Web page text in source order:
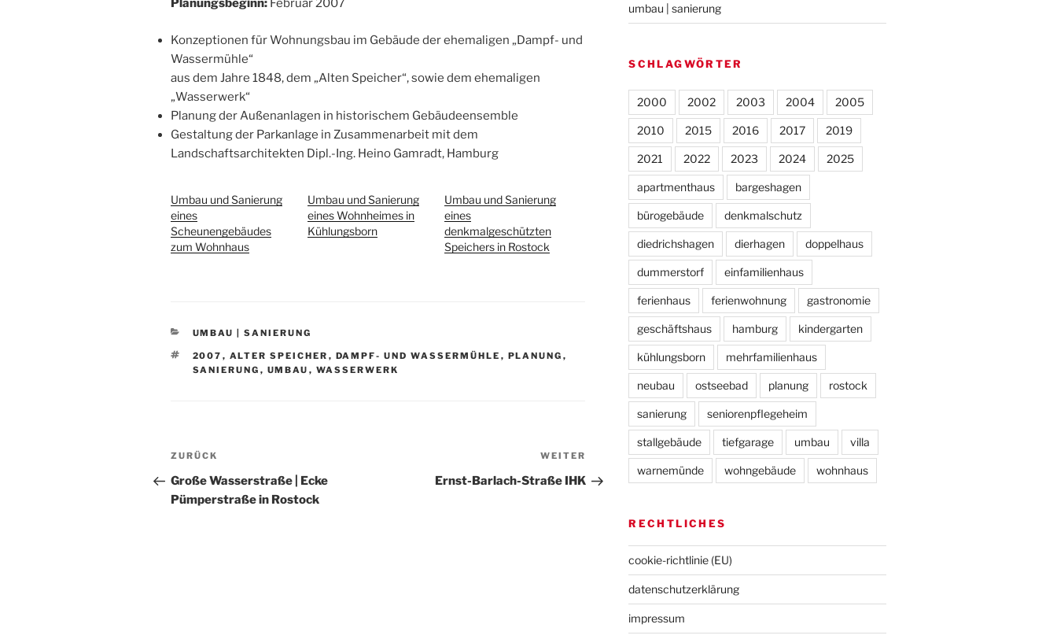
Planungsbeginn: Februar 2007
Konzeptionen für Wohnungsbau im Gebäude der ehemaligen „Dampf- und
Wassermühle“
aus dem Jahre 1848, dem „Alten Speicher“, sowie dem ehemaligen
„Wasserwerk“
Planung der Außenanlagen in historischem Gebäudeensemble
Gestaltung der Parkanlage in Zusammenarbeit mit dem
Landschaftsarchitekten Dipl.-Ing. Heino Gamradt, Hamburg
Umbau und Sanierung
eines
Scheunengebäudes
zum Wohnhaus
Umbau und Sanierung
eines Wohnheimes in
Kühlungsborn
Umbau und Sanierung
eines
denkmalgeschützten
Speichers in Rostock
KATEGORIEN
UMBAU | SANIERUNG
SCHLAGWÖRTER
2007 , ALTER SPEICHER , DAMPF- UND WASSERMÜHLE , PLANUNG ,
SANIERUNG , UMBAU , WASSERWERK
Beitragsnavigation
Vorheriger
Beitrag
ZURÜCK
Große Wasserstraße | Ecke
Pümperstraße in Rostock
Nächster
Beitrag
WEITER
Ernst-Barlach-Straße IHK
umbau | sanierung
SCHLAGWÖRTER
2000 2002 2003 2004 2005
2010 2015 2016 2017 2019
2021 2022 2023 2024 2025
apartmenthaus bargeshagen
bürogebäude denkmalschutz
diedrichshagen dierhagen doppelhaus
dummerstorf einfamilienhaus
ferienhaus ferienwohnung gastronomie
geschäftshaus hamburg kindergarten
kühlungsborn mehrfamilienhaus
neubau ostseebad planung rostock
sanierung seniorenpflegeheim
stallgebäude tiefgarage umbau villa
warnemünde wohngebäude wohnhaus
RECHTLICHES
cookie-richtlinie (EU)
datenschutz­erklärung
impressum